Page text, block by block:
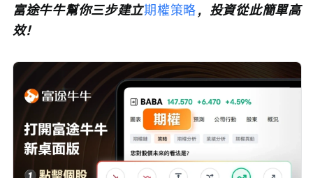
富途牛牛幫你三步建立期權策略，投資從此簡單高
效！